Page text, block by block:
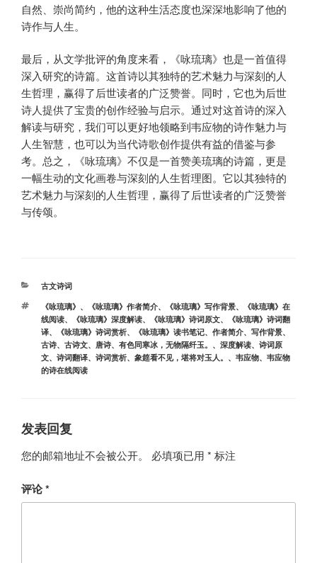
自然、崇尚简约，他的这种生活态度也深深地影响了他的
诗作与人生。
最后，从文学批评的角度来看，《咏琉璃》也是一首值得
深入研究的诗篇。这首诗以其独特的艺术魅力与深刻的人
生哲理，赢得了后世读者的广泛赞誉。同时，它也为后世
诗人提供了宝贵的创作经验与启示。通过对这首诗的深入
解读与研究，我们可以更好地领略到韦应物的诗作魅力与
人生智慧，也可以为当代诗歌创作提供有益的借鉴与参
考。总之，《咏琉璃》不仅是一首赞美琉璃的诗篇，更是
一幅生动的文化画卷与深刻的人生哲理图。它以其独特的
艺术魅力与深刻的人生哲理，赢得了后世读者的广泛赞誉
与传颂。
分
古文诗词
标
签
《咏琉璃》 、 《咏琉璃》作者简介、 《咏琉璃》写作背景、
《咏琉璃》在
线阅读、 《咏琉璃》深度解读、 《咏琉璃》诗词原文、
《咏琉璃》诗词翻
译、 《咏琉璃》诗词赏析、 《咏琉璃》读书笔记、 作者简介、 写作背景、
古诗、 古诗文、 唐诗、 有色同寒冰，无物隔纤玉。 、 深度解读、 诗词原
文、 诗词翻译、 诗词赏析、 象筵看不见，堪将对玉人。 、 韦应物、 韦应物
的诗在线阅读
发表回复
您的邮箱地址不会被公开。 必填项已用 * 标注
评论*